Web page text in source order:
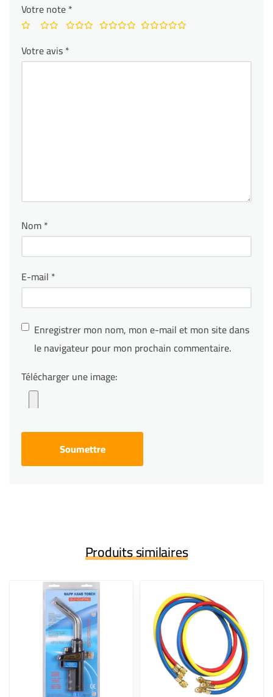
Votre note*
Votre avis*
Nom*
E-mail *
Enregistrer mon nom, mon e-mail et mon site dans
le navigateur pour mon prochain commentaire.
Télécharger une image:
Produits similaires